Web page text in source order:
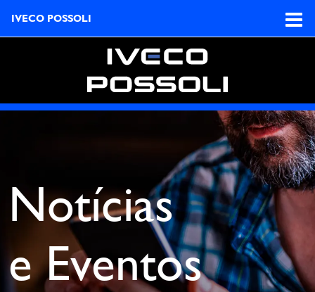
IVECO POSSOLI
Notícias
e Eventos